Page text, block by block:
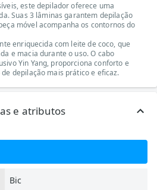
este depilador oferece uma
Suas 3 lâminas garantem depilação
móvel acompanha os contornos do
enriquecida com leite de coco, que
e macia durante o uso. O cabo
Yin Yang, proporciona conforto e
depilação mais prático e eficaz.
e atributos
Bic